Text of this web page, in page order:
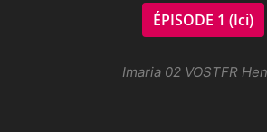
ÉPISODE 1 (Ici)
Imaria 02 VOSTFR